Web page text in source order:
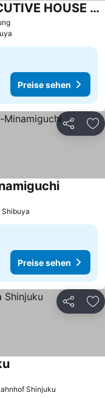
Preise sehen
Hotel New Otani Tokyo EXECUTIVE HOUSE ZEN
Preise sehen
Teilen
sehen
Preise
Preise sehen
Teilen
Preise sehen
Shinjuku